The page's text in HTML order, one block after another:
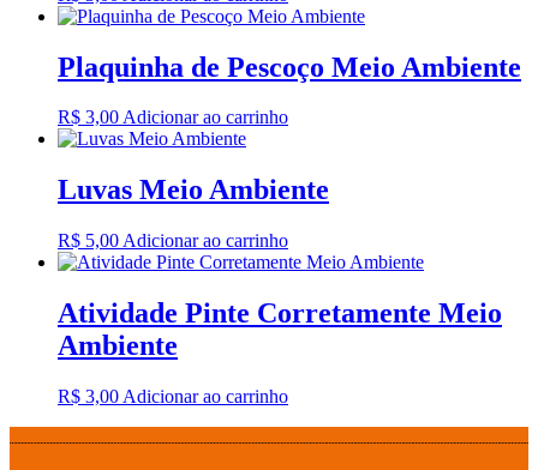
Plaquinha de Pescoço Meio Ambiente
R$ 3,00Adicionar ao carrinho
Luvas Meio Ambiente
R$ 5,00 Adicionar ao carrinho
Atividade Pinte Corretamente Meio
Ambiente
R$ 3,00 Adicionar ao carrinho